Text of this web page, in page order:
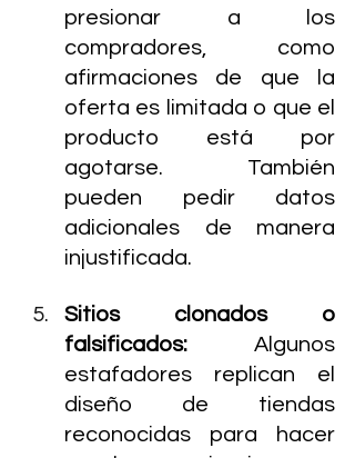
presionar a los
compradores, como
afirmaciones de que la
oferta es limitada o que el
producto está por
agotarse. También
pueden pedir datos
adicionales de manera
injustificada.
Sitios clonados o
falsificados: Algunos
estafadores replican el
diseño de tiendas
reconocidas para hacer